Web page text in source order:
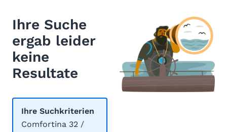
Ihre Suche
ergab leider
keine
Resultate
Ihre Suchkriterien
Comfortina 32 /